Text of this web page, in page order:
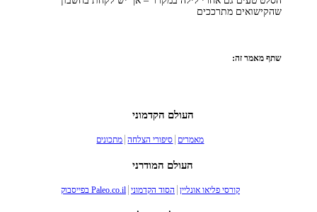
שהקישואים מתרככים
שתף מאמר זה:
העולם הקדמוני
מאמרים סיפורי הצלחה מתכונים
העולם המודרני
קורסי פליאו אונליין הסוד הקדמוני Paleo.co.il בפייסבוק